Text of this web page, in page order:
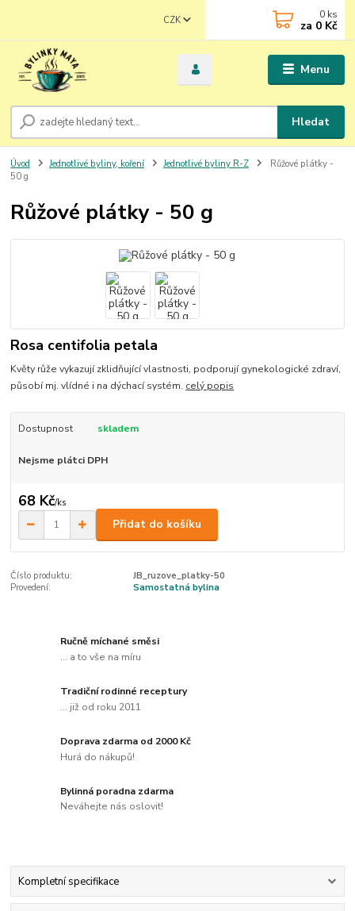
Menu
CZK
Hledat
0 ks
za 0 Kč
Úvod Jednotlivé byliny, koření Jednotlivé byliny R-Z
Růžové plátky -
50 g
Růžové plátky - 50 g
Rosa centifolia petala
Květy růže vykazují zklidňující vlastnosti, podporují gynekologické zdraví,
působí mj. vlídné i na dýchací systém. celý popis
Dostupnost skladem
Nejsme plátci DPH
68 Kč/ks
Přidat do košíku
Číslo produktu:
JB_ruzove_platky-50
Provedení:
Samostatná bylina
Ručně míchané směsi
... a to vše na míru
Tradiční rodinné receptury
... již od roku 2011
Doprava zdarma od 2000 Kč
Hurá do nákupů!
Bylinná poradna zdarma
Neváhejte nás oslovit!
Kompletní specifikace